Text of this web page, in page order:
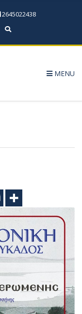
2645022438
Expand search form
MENU